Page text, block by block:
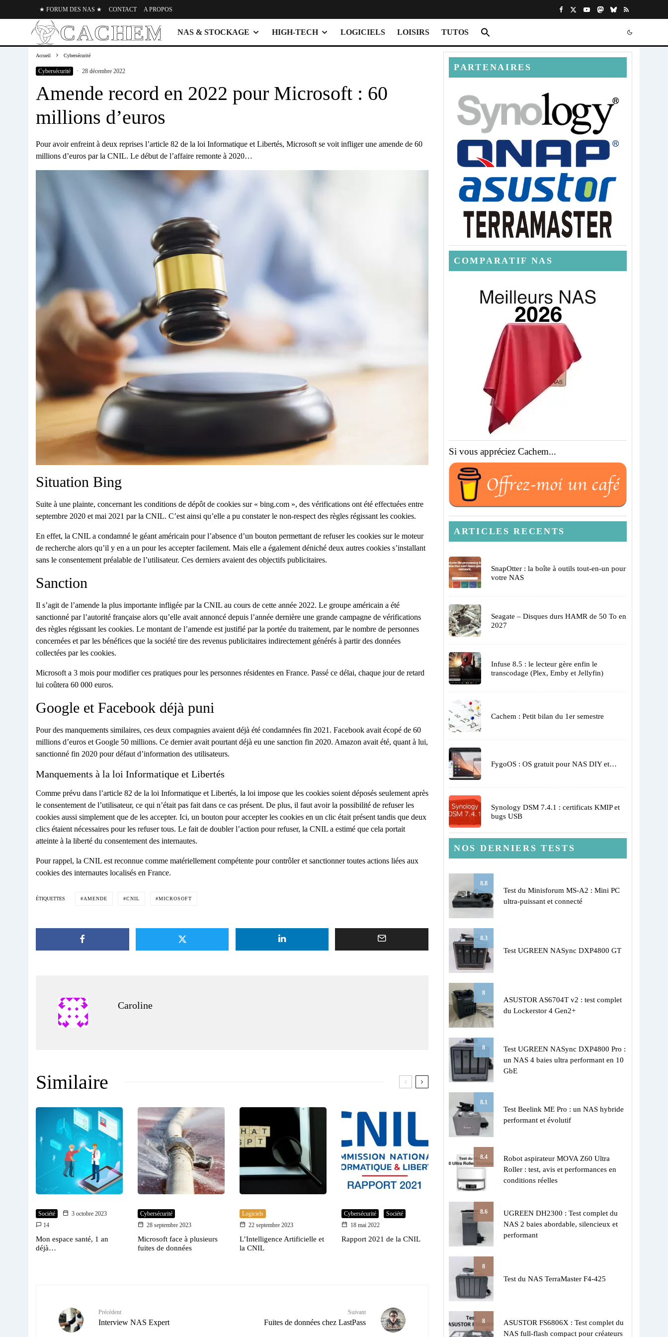
★ FORUM DES NAS ★ CONTACT A PROPOS
NAS & STOCKAGE HIGH-TECH LOGICIELS LOISIRS TUTOS
Accueil Cybersécurité
Cybersécurité · 28 décembre 2022
Amende record en 2022 pour Microsoft : 60
millions d’euros
Pour avoir enfreint à deux reprises l’article 82 de la loi Informatique et Libertés, Microsoft se voit infliger une amende de 60
millions d’euros par la CNIL. Le début de l’affaire remonte à 2020…
Situation Bing
Suite à une plainte, concernant les conditions de dépôt de cookies sur « bing.com », des vérifications ont été effectuées entre
septembre 2020 et mai 2021 par la CNIL. C’est ainsi qu’elle a pu constater le non-respect des règles régissant les cookies.
En effet, la CNIL a condamné le géant américain pour l’absence d’un bouton permettant de refuser les cookies sur le moteur
de recherche alors qu’il y en a un pour les accepter facilement. Mais elle a également déniché deux autres cookies s’installant
sans le consentement préalable de l’utilisateur. Ces derniers avaient des objectifs publicitaires.
Sanction
Il s’agit de l’amende la plus importante infligée par la CNIL au cours de cette année 2022. Le groupe américain a été
sanctionné par l’autorité française alors qu’elle avait annoncé depuis l’année dernière une grande campagne de vérifications
des règles régissant les cookies. Le montant de l’amende est justifié par la portée du traitement, par le nombre de personnes
concernées et par les bénéfices que la société tire des revenus publicitaires indirectement générés à partir des données
collectées par les cookies.
Microsoft a 3 mois pour modifier ces pratiques pour les personnes résidentes en France. Passé ce délai, chaque jour de retard
lui coûtera 60 000 euros.
Google et Facebook déjà puni
Pour des manquements similaires, ces deux compagnies avaient déjà été condamnées fin 2021. Facebook avait écopé de 60
millions d’euros et Google 50 millions. Ce dernier avait pourtant déjà eu une sanction fin 2020. Amazon avait été, quant à lui,
sanctionné fin 2020 pour défaut d’information des utilisateurs.
Manquements à la loi Informatique et Libertés
Comme prévu dans l’article 82 de la loi Informatique et Libertés, la loi impose que les cookies soient déposés seulement après
le consentement de l’utilisateur, ce qui n’était pas fait dans ce cas présent. De plus, il faut avoir la possibilité de refuser les
cookies aussi simplement que de les accepter. Ici, un bouton pour accepter les cookies en un clic était présent tandis que deux
clics étaient nécessaires pour les refuser tous. Le fait de doubler l’action pour refuser, la CNIL a estimé que cela portait
atteinte à la liberté du consentement des internautes.
Pour rappel, la CNIL est reconnue comme matériellement compétente pour contrôler et sanctionner toutes actions liées aux
cookies des internautes localisés en France.
ÉTIQUETTES AMENDE CNIL MICROSOFT
Caroline
Similaire
Société
3 octobre 2023
14
Mon espace santé, 1 an
déjà…
Cybersécurité
28 septembre 2023
Microsoft face à plusieurs
fuites de données
Logiciels
22 septembre 2023
L’Intelligence Artificielle et
la CNIL
Cybersécurité
Société
18 mai 2022
Rapport 2021 de la CNIL
Précédent
Interview NAS Expert
Suivant
Fuites de données chez LastPass
PARTENAIRES
COMPARATIF NAS
Si vous appréciez Cachem...
ARTICLES RECENTS
SnapOtter : la boîte à outils tout-en-un pour
votre NAS
Seagate – Disques durs HAMR de 50 To en
2027
Infuse 8.5 : le lecteur gère enfin le
transcodage (Plex, Emby et Jellyfin)
Cachem : Petit bilan du 1er semestre
FygoOS : OS gratuit pour NAS DIY et…
Synology DSM 7.4.1 : certificats KMIP et
bugs USB
NOS DERNIERS TESTS
8.8
Test du Minisforum MS-A2 : Mini PC
ultra-puissant et connecté
8.3
Test UGREEN NASync DXP4800 GT
8
ASUSTOR AS6704T v2 : test complet
du Lockerstor 4 Gen2+
8
Test UGREEN NASync DXP4800 Pro :
un NAS 4 baies ultra performant en 10
GbE
8.1
Test Beelink ME Pro : un NAS hybride
performant et évolutif
8.4
Robot aspirateur MOVA Z60 Ultra
Roller : test, avis et performances en
conditions réelles
8.6
UGREEN DH2300 : Test complet du
NAS 2 baies abordable, silencieux et
performant
8
Test du NAS TerraMaster F4-425
8
ASUSTOR FS6806X : Test complet du
NAS full-flash compact pour créateurs